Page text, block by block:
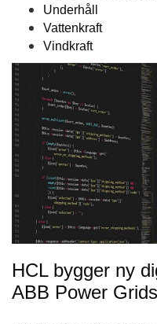
Underhåll
Vattenkraft
Vindkraft
HCL bygger ny
ABB Power Grids